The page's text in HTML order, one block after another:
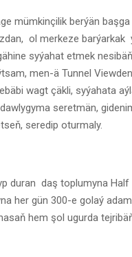
mümkinçilik berýän başga
ol merkeze barýarkak
syýahat etmek
men-ä Tunnel
wagt çäkli, syýahata
seretmän,
seredip oturmaly.
duran daş toplumyna Half
her gün 300-e golaý
hem şol ugurda